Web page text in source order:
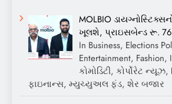
MOLBIO
ખૂલશે, પ્રાઇસબેન્ડ રૂ.
In Business, Elections
Entertainment, Fashion,
કોમોડિટી, કોર્પોરેટ
ફાઇનાન્સ, મ્યુચ્યુઅલ ફંડ, શેર બજાર